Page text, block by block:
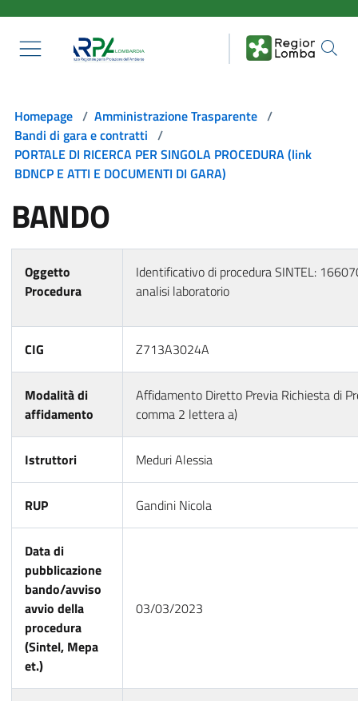
Homepage / Amministrazione Trasparente /
Bandi di gara e contratti /
PORTALE DI RICERCA PER SINGOLA PROCEDURA (link
BDNCP E ATTI E DOCUMENTI DI GARA)
BANDO
Oggetto
Procedura
Identificativo di procedura SINTEL:
analisi laboratorio
CIG Z713A3024A
Modalità di
affidamento
Affidamento Diretto Previa Richiesta di
comma 2 lettera a)
Istruttori Meduri Alessia
RUP Gandini Nicola
Data di
pubblicazione
bando/avviso
avvio della
procedura
(Sintel, Mepa
et.)
03/03/2023